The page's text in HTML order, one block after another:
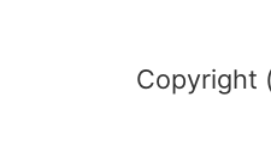
Copyright